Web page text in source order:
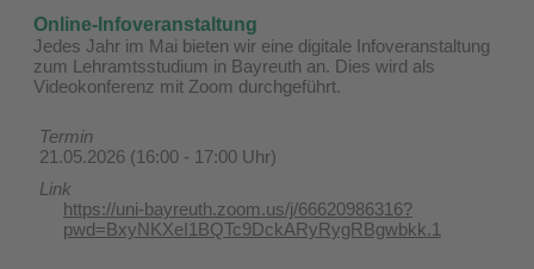
Online-Infoveranstaltung
Jedes Jahr im Mai bieten wir eine digitale Infoveranstaltung
zum Lehramtsstudium in Bayreuth an. Dies wird als
Videokonferenz mit Zoom durchgeführt.
Termin
21.05.2026 (16:00 - 17:00 Uhr)
Link
https://uni-bayreuth.zoom.us/j/66620986316?
pwd=BxyNKXeI1BQTc9DckARyRygRBgwbkk.1